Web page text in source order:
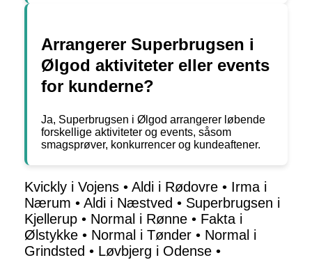
Arrangerer Superbrugsen i
Ølgod aktiviteter eller events
for kunderne?
Ja, Superbrugsen i Ølgod arrangerer løbende
forskellige aktiviteter og events, såsom
smagsprøver, konkurrencer og kundeaftener.
Kvickly i Vojens • Aldi i Rødovre • Irma i
Nærum • Aldi i Næstved • Superbrugsen i
Kjellerup • Normal i Rønne • Fakta i
Ølstykke • Normal i Tønder • Normal i
Grindsted • Løvbjerg i Odense •